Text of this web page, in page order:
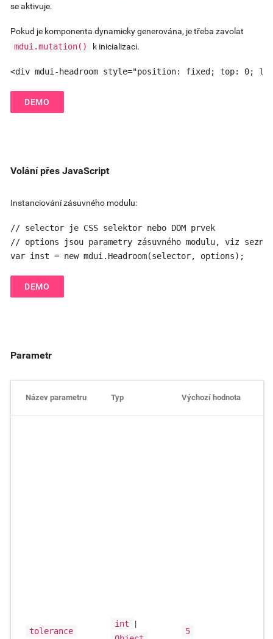
se aktivuje.
Pokud je komponenta dynamicky generována, je třeba zavolat
mdui.mutation()
k inicializaci.
<div mdui-headroom style="position: fixed; top: 0;
DEMO
Volání přes JavaScript
Instanciování zásuvného modulu:
// selector je CSS selektor nebo DOM prvek
// options jsou parametry zásuvného modulu, viz
var inst = new mdui.Headroom(selector, options);
DEMO
Parametr
Název parametru Typ Výchozí hodnota
tolerance
int
|
5